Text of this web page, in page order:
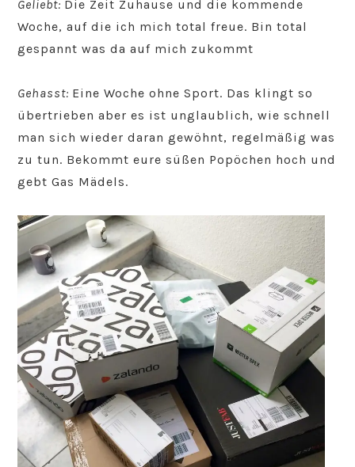
Geliebt: Die Zeit Zuhause und die kommende
Woche, auf die ich mich total freue. Bin total
gespannt was da auf mich zukommt
Gehasst: Eine Woche ohne Sport. Das klingt so
übertrieben aber es ist unglaublich, wie schnell
man sich wieder daran gewöhnt, regelmäßig was
zu tun. Bekommt eure süßen Popöchen hoch und
gebt Gas Mädels.